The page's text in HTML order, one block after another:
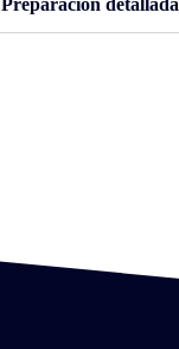
Preparación detallada